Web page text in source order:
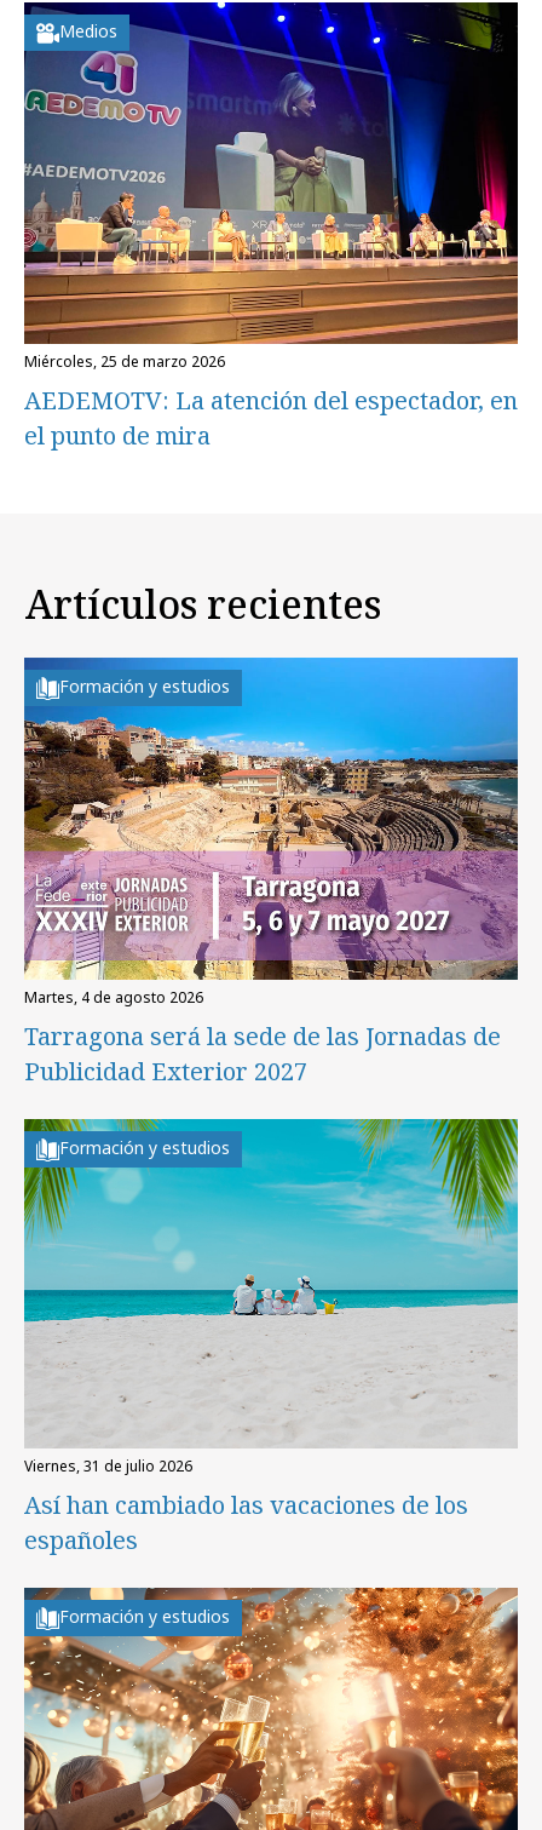
Medios
miércoles, 25 de marzo 2026
AEDEMOTV: La atención del espectador, en
el punto de mira
Artículos recientes
Formación y estudios
martes, 4 de agosto 2026
Tarragona será la sede de las Jornadas de
Publicidad Exterior 2027
Formación y estudios
viernes, 31 de julio 2026
Así han cambiado las vacaciones de los
españoles
Formación y estudios